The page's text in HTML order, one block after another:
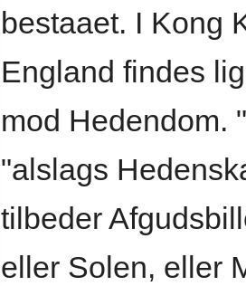
bestaaet. I Kong
England findes
mod Hedendom.
"alslags
tilbeder
eller Solen, eller